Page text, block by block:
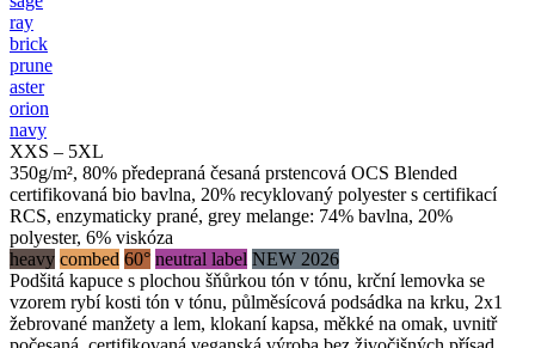
ray
brick
prune
aster
orion
navy
XXS – 5XL
350g/m², 80% předepraná česaná prstencová OCS Blended
certifikovaná bio bavlna, 20% recyklovaný polyester s certifikací
RCS, enzymaticky prané, grey melange: 74% bavlna, 20%
polyester, 6% viskóza
heavy combed 60° neutral label NEW 2026
Podšitá kapuce s plochou šňůrkou tón v tónu, krční lemovka se
vzorem rybí kosti tón v tónu, půlměsícová podsádka na krku, 2x1
žebrované manžety a lem, klokaní kapsa, měkké na omak, uvnitř